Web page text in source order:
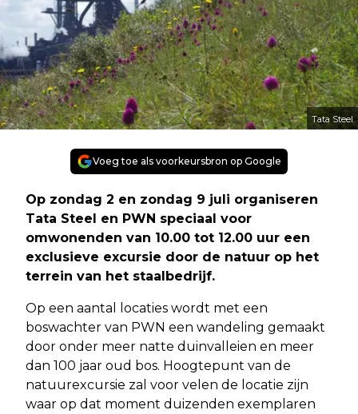
Tata Steel
Voeg toe als voorkeursbron op Google
Op zondag 2 en zondag 9 juli organiseren
Tata Steel en PWN speciaal voor
omwonenden van 10.00 tot 12.00 uur een
exclusieve excursie door de natuur op het
terrein van het staalbedrijf.
Op een aantal locaties wordt met een
boswachter van PWN een wandeling gemaakt
door onder meer natte duinvalleien en meer
dan 100 jaar oud bos. Hoogtepunt van de
natuurexcursie zal voor velen de locatie zijn
waar op dat moment duizenden exemplaren